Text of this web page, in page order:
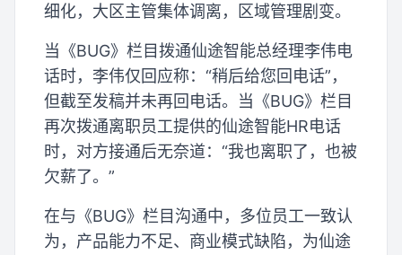
细化，大区主管集体调离，区域管理剧变。
当《BUG》栏目拨通仙途智能总经理李伟电
话时，李伟仅回应称：“稍后给您回电话”，
但截至发稿并未再回电话。当《BUG》栏目
再次拨通离职员工提供的仙途智能HR电话
时，对方接通后无奈道：“我也离职了，也被
欠薪了。”
在与《BUG》栏目沟通中，多位员工一致认
为，产品能力不足、商业模式缺陷，为仙途